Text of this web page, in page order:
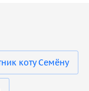
коту Семёну